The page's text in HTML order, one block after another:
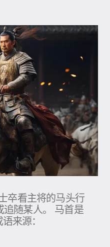
卒看主将的马头行
追随某人。 马首是
来源：